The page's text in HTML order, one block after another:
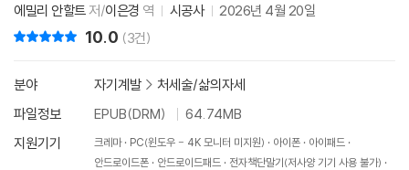
에밀리 안할트저/이은경 역 시공사 2026년 4월 20일
10.0 (3건)
분야 자기계발 > 처세술/삶의자세
파일정보
EPUB(DRM)
64.74MB
지원기기
크레마 PC(윈도우 - 4K 모니터 미지원) 아이폰
아이패드
안드로이드폰
안드로이드패드
전자책단말기(저사양 기기 사용 불가)